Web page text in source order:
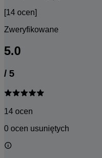
[14 ocen]
Zweryfikowane
5.0
/ 5
14 ocen
0 ocen usuniętych